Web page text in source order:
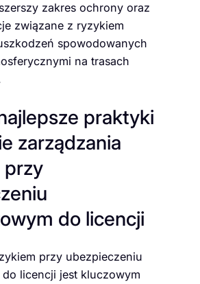
zakres ochrony oraz
związane z ryzykiem
spowodowanych
na trasach
praktyki
zarządzania
przy
do licencji
przy ubezpieczeniu
licencji jest kluczowym